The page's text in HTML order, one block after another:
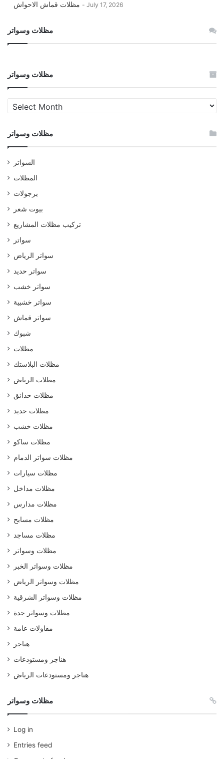
مظلات قماش الاحواش
July 17, 2026
مظلات وسواتر
مظلات وسواتر
مظلات
وسواتر
مظلات وسواتر
السواتر
المظلات
برجولات
بيوت شعر
تركيب مظلات المشاريع
سواتر
سواتر الرياض
سواتر حديد
سواتر خشب
سواتر خشبية
سواتر قماش
شبوك
مظلات
مظلات البلاستك
مظلات الرياض
مظلات حدائق
مظلات حديد
مظلات خشب
مظلات ساكو
مظلات سواتر الدمام
مظلات سيارات
مظلات مداخل
مظلات مدارس
مظلات مسابح
مظلات مساجد
مظلات وسواتر
مظلات وسواتر الخبر
مظلات وسواتر الرياض
مظلات وسواتر الشرقية
مظلات وسواتر جدة
مقاولات عامة
هناجر
هناجر ومستودعات
هناجر ومستودعات الرياض
مظلات وسواتر
Log in
Entries feed